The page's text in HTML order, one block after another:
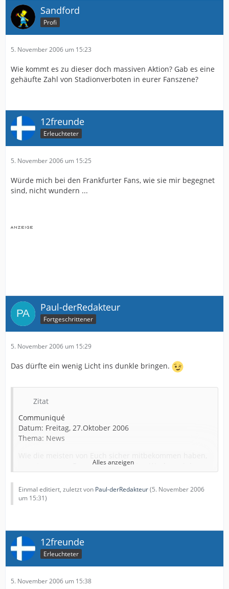
Sandford
Profi
5. November 2006 um 15:23
Wie kommt es zu dieser doch massiven Aktion? Gab es eine
gehäufte Zahl von Stadionverboten in eurer Fanszene?
12freunde
Erleuchteter
5. November 2006 um 15:25
Würde mich bei den Frankfurter Fans, wie sie mir begegnet
sind, nicht wundern ...
Paul-derRedakteur
Fortgeschrittener
5. November 2006 um 15:29
Das dürfte ein wenig Licht ins dunkle bringen.
Zitat
Communiqué
Datum: Freitag, 27.Oktober 2006
Thema: News
musste unsere Gruppe in den letzten Wochen einige
große Menge neu ausgestellter Stadionverbote für viele
Mitglieder des harten Kerns von Ultras Frankfurt – noch
wonach sie den Ultras, die aktuell mit einem
Stadionverbot belegt wurden, absprechen, Fan von
Eintracht Frankfurt zu sein, und zudem sagten, dass
man solche Leute nicht im Kreis der Eintrachtfans
benötigte, haben eine Lethargie innerhalb des Kerns
Alles anzeigen
Einmal editiert, zuletzt von Paul-derRedakteur(5. November 2006
um 15:31)
12freunde
Erleuchteter
5. November 2006 um 15:38